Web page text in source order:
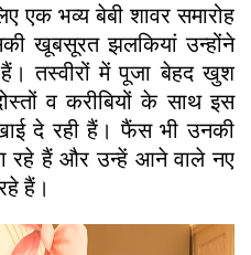
एक भव्य बेबी शावर समारोह
खूबसूरत झलकियां उन्होंने
तस्वीरों में पूजा बेहद खुश
व करीबियों के साथ इस
दे रही हैं। फैंस भी उनकी
रहे हैं और उन्हें आने वाले नए
हैं।